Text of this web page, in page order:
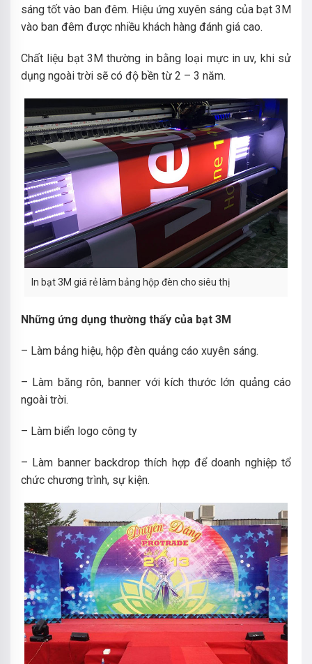
sáng tốt vào ban đêm. Hiệu ứng xuyên sáng của bạt 3M
vào ban đêm được nhiều khách hàng đánh giá cao.
Chất liệu bạt 3M thường in bằng loại mực in uv, khi sử
dụng ngoài trời sẽ có độ bền từ 2 – 3 năm.
In bạt 3M giá rẻ làm bảng hộp đèn cho siêu thị
Những ứng dụng thường thấy của bạt 3M
– Làm bảng hiệu, hộp đèn quảng cáo xuyên sáng.
– Làm băng rôn, banner với kích thước lớn quảng cáo
ngoài trời.
– Làm biển logo công ty
– Làm banner backdrop thích hợp để doanh nghiệp tổ
chức chương trình, sự kiện.